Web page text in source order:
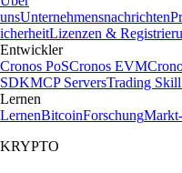
unsUnternehmensnachrichten
icherheitLizenzen &
Entwickler
Cronos PoSCronos EVM
SDKMCP ServersTrading
Lernen
LernenBitcoinForschung
KRYPTO